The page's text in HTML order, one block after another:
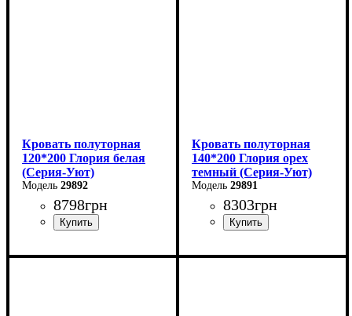
Кровать полуторная
120*200 Глория белая
(Серия-Уют)
29892
8798грн
Ширина: 120 см
Кровать полуторная
140*200 Глория орех
темный (Серия-Уют)
29891
8303грн
Ширина: 140 см